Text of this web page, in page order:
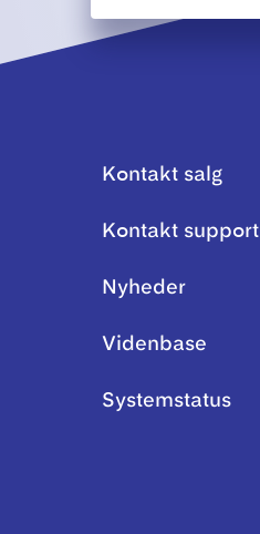
Kontakt salg
Kontakt support
Nyheder
Videnbase
Systemstatus